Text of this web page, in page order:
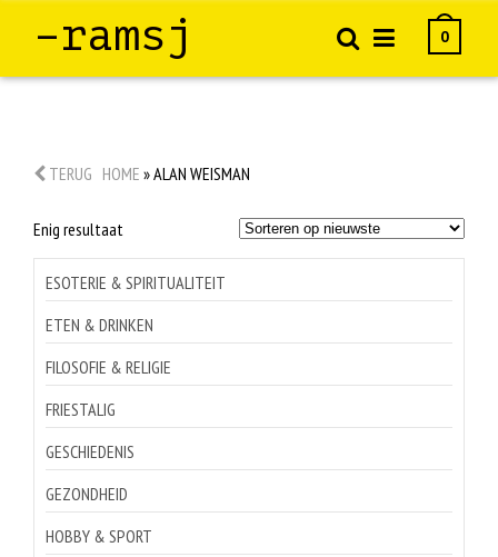
–ramsj 0
TERUG HOME »ALAN WEISMAN
Enig resultaat
ESOTERIE & SPIRITUALITEIT
ETEN & DRINKEN
FILOSOFIE & RELIGIE
FRIESTALIG
GESCHIEDENIS
GEZONDHEID
HOBBY & SPORT